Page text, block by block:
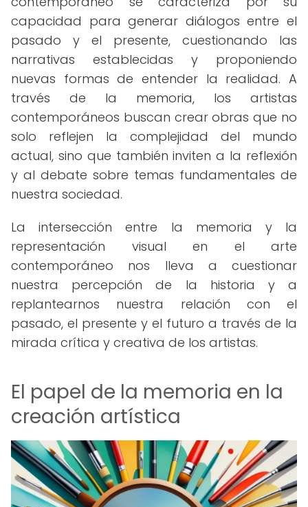
capacidad para generar diálogos entre el
pasado y el presente, cuestionando las
narrativas establecidas y proponiendo
nuevas formas de entender la realidad. A
través de la memoria, los artistas
contemporáneos buscan crear obras que no
solo reflejen la complejidad del mundo
actual, sino que también inviten a la reflexión
y al debate sobre temas fundamentales de
nuestra sociedad.
La intersección entre la memoria y la
representación visual en el arte
contemporáneo nos lleva a cuestionar
nuestra percepción de la historia y a
replantearnos nuestra relación con el
pasado, el presente y el futuro a través de la
mirada crítica y creativa de los artistas.
El papel de la memoria en la
creación artística